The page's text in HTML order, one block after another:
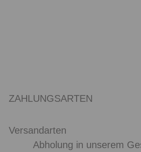
ZAHLUNGSARTEN
Versandarten
Abholung in unserem